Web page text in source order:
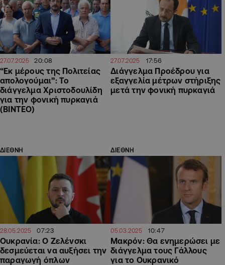
27.07.2025 20:08
“Εκ μέρους της Πολιτείας
απολογούμαι”: Το
διάγγελμα Χριστοδουλίδη
για την φονική πυρκαγιά
(ΒΙΝΤΕΟ)
27.07.2025 17:56
Διάγγελμα Προέδρου για
εξαγγελία μέτρων στήριξης
μετά την φονική πυρκαγιά
ΔΙΕΘΝΗ
28.05.2025 07:23
Ουκρανία: Ο Ζελένσκι
δεσμεύεται να αυξήσει την
παραγωγή όπλων
ΔΙΕΘΝΗ
05.03.2025 10:47
Μακρόν: Θα ενημερώσει με
διάγγελμα τους Γάλλους
για το Ουκρανικό